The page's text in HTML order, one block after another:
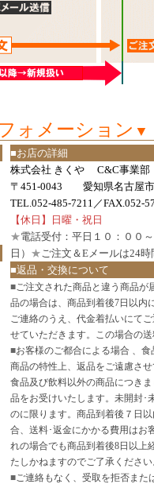
ォメーション ▼
■お店の詳細
株式会社 きくや C&C事業部
〒451-0043 愛知県名古屋市
TEL.052-485-7211／FAX.052-
【休日】日曜・祝日
★電話受付：平日１０：００
日） ★ご注文＆Eメールは24時
■返品・交換について
■ご注文された商品と違う商品が
品の場合は、商品到着後7日以内
ご連絡のうえ、代金着払いにて
せていただきます。この場合の送
■お客様のご都合による場合 、食
商品の特性上、返品をご遠慮させ
食品及び飲料以外の商品につき
品をお受けいたします。未開封･
のに限ります。商品到着後７日
合、送料･返金にかかる費用はお
れの場合でも商品到着後8日以上
たしかねますのでご了承ください
■ご連絡もなく、受取を拒否また